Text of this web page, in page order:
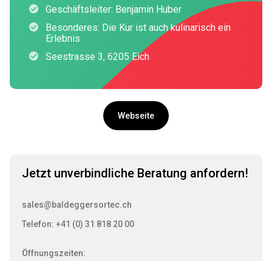
Geschäftsleiter: Benjamin Huber
Besonderes: Die Kur ist auch kulinarisch ein
Erlebnis
Seestrasse 3, 6205 Eich
Webseite
Jetzt unverbindliche Beratung anfordern!
sales@baldeggersortec.ch
Telefon: +41 (0) 31 818 20 00
Öffnungszeiten: